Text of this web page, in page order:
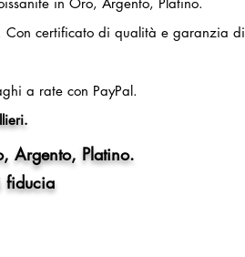
Con certificato di qualità e garanzia di
a rate con PayPal.
Argento, Platino.
fiducia